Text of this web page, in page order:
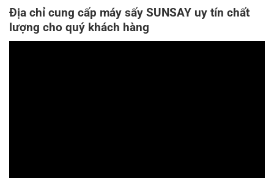
Địa chỉ cung cấp máy sấy SUNSAY uy tín chất
lượng cho quý khách hàng